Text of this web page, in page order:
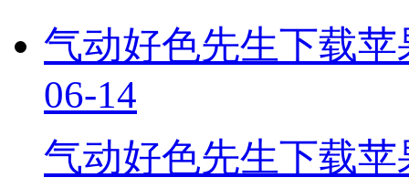
气动好色先生下载
06-14
气动好色先生下载